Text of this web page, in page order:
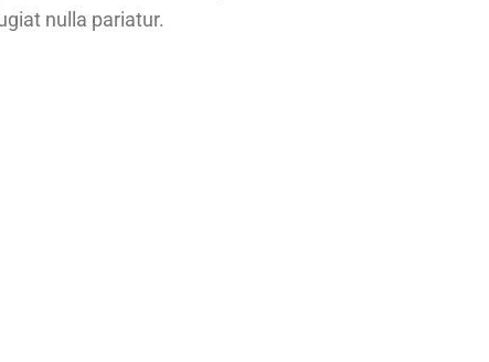
nulla pariatur.